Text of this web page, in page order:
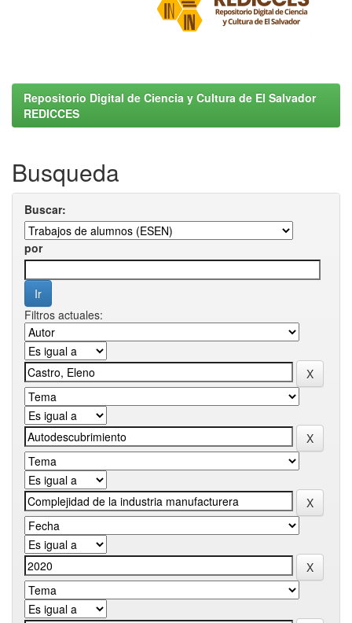
Repositorio Digital de Ciencia y Cultura de El Salvador
REDICCES
Busqueda
Buscar:
por
Filtros actuales: